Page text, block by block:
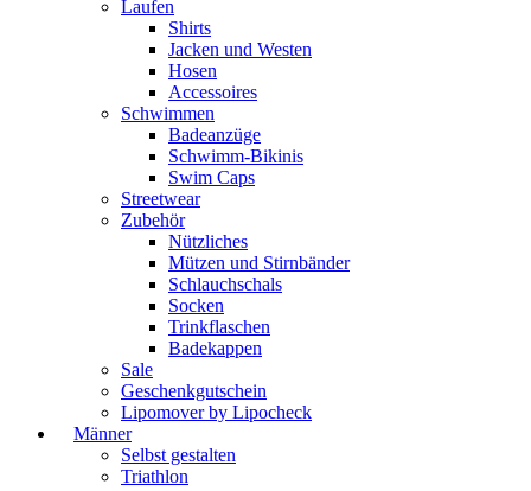
Laufen
Shirts
Jacken und Westen
Hosen
Accessoires
Schwimmen
Badeanzüge
Schwimm-Bikinis
Swim Caps
Streetwear
Zubehör
Nützliches
Mützen und Stirnbänder
Schlauchschals
Socken
Trinkflaschen
Badekappen
Sale
Geschenkgutschein
Lipomover by Lipocheck
Männer
Selbst gestalten
Triathlon